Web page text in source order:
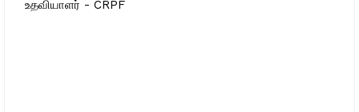
உதவியாளர் - CRPF